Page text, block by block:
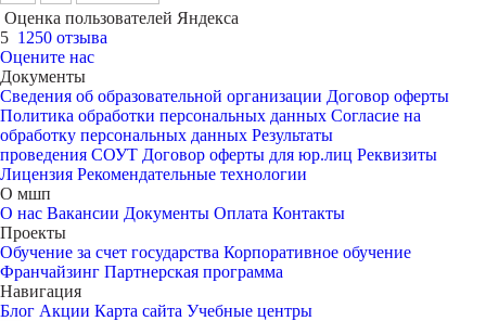
Оценка пользователей Яндекса
5 1250 отзыва
Оцените нас
Документы
Сведения об образовательной организации Договор оферты
Политика обработки персональных данных Согласие на
обработку персональных данных Результаты
проведения СОУТ Договор оферты для юр.лиц Реквизиты
Лицензия Рекомендательные технологии
О мшп
О нас Вакансии Документы Оплата Контакты
Проекты
Обучение за счет государства Корпоративное обучение
Франчайзинг Партнерская программа
Навигация
Блог Акции Карта сайта Учебные центры